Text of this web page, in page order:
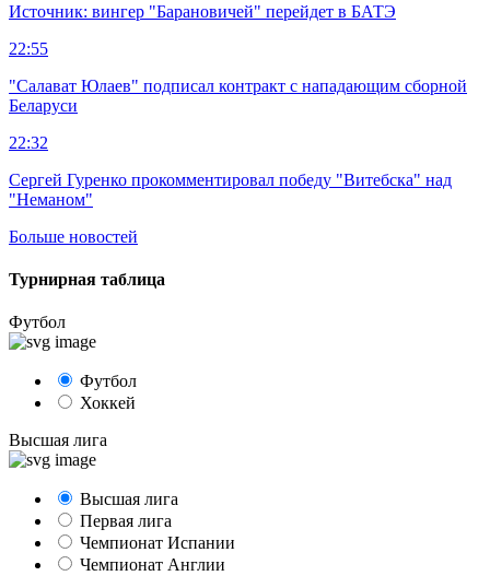
Источник: вингер "Барановичей" перейдет в БАТЭ
22:55
"Салават Юлаев" подписал контракт с нападающим сборной
Беларуси
22:32
Сергей Гуренко прокомментировал победу "Витебска" над
"Неманом"
Больше новостей
Турнирная таблица
Футбол
Футбол
Хоккей
Высшая лига
Высшая лига
Первая лига
Чемпионат Испании
Чемпионат Англии